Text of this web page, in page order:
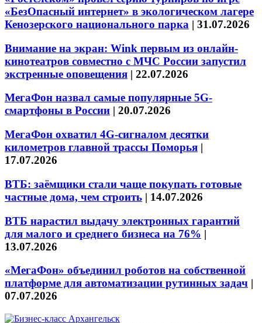
«БезОпасный интернет» в экологическом лагере
Кенозерского национального парка | 31.07.2026
Внимание на экран: Wink первым из онлайн-
кинотеатров совместно с МЧС России запустил
экстренные оповещения | 22.07.2026
МегаФон назвал самые популярные 5G-
смартфоны в России | 20.07.2026
МегаФон охватил 4G-сигналом десятки
километров главной трассы Поморья |
17.07.2026
ВТБ: заёмщики стали чаще покупать готовые
частные дома, чем строить | 14.07.2026
ВТБ нарастил выдачу электронных гарантий
для малого и среднего бизнеса на 76% |
13.07.2026
«МегаФон» объединил роботов на собственной
платформе для автоматизации рутинных задач |
07.07.2026